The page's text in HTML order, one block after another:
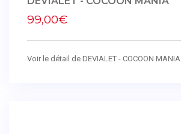
99,00€
Voir le détail de DEVIALET - COCOON MANIA